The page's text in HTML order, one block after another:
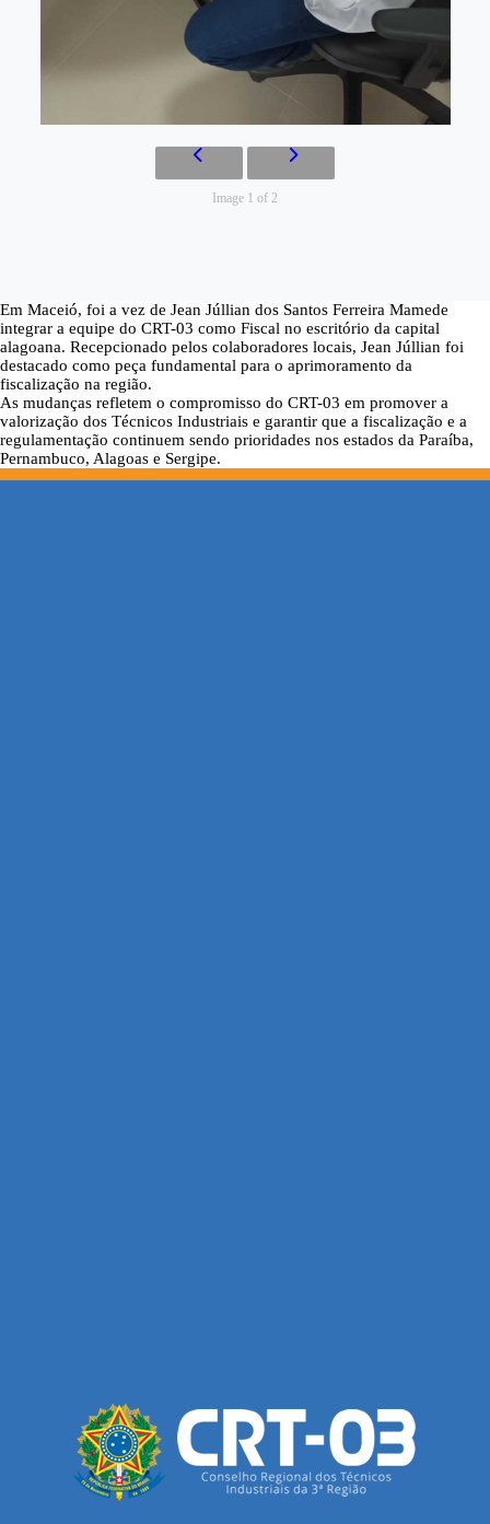
Image 1 of 2
Em Maceió, foi a vez de Jean Júllian dos Santos Ferreira Mamede
integrar a equipe do CRT-03 como Fiscal no escritório da capital
alagoana. Recepcionado pelos colaboradores locais, Jean Júllian foi
destacado como peça fundamental para o aprimoramento da
fiscalização na região.
As mudanças refletem o compromisso do CRT-03 em promover a
valorização dos Técnicos Industriais e garantir que a fiscalização e a
regulamentação continuem sendo prioridades nos estados da Paraíba,
Pernambuco, Alagoas e Sergipe.